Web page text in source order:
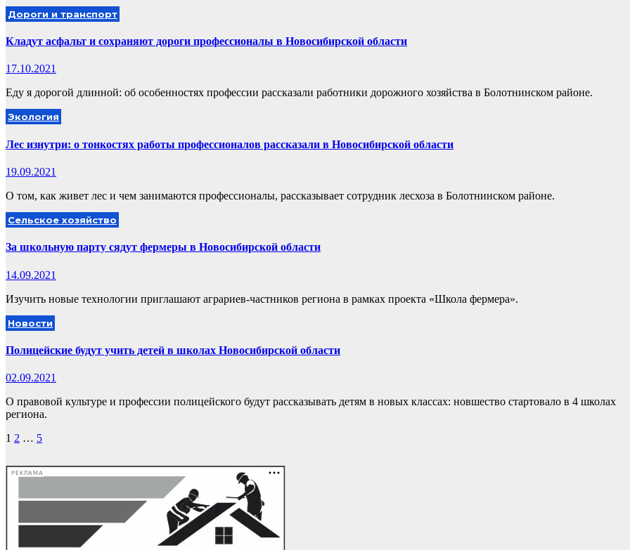
Дороги и транспорт
Кладут асфальт и сохраняют дороги профессионалы в Новосибирской области
17.10.2021
Еду я дорогой длинной: об особенностях профессии рассказали работники дорожного хозяйства в Болотнинском районе.
Экология
Лес изнутри: о тонкостях работы профессионалов рассказали в Новосибирской области
19.09.2021
О том, как живет лес и чем занимаются профессионалы, рассказывает сотрудник лесхоза в Болотнинском районе.
Сельское хозяйство
За школьную парту сядут фермеры в Новосибирской области
14.09.2021
Изучить новые технологии приглашают аграриев-частников региона в рамках проекта «Школа фермера».
Новости
Полицейские будут учить детей в школах Новосибирской области
02.09.2021
О правовой культуре и профессии полицейского будут рассказывать детям в новых классах: новшество стартовало в 4 школах
региона.
Пагинация
1 2 … 5
РЕКЛАМА